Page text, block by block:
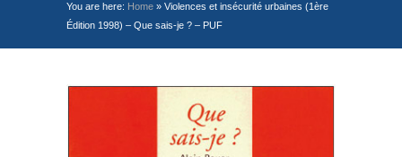
You are here: Home » Violences et insécurité urbaines (1ère
Édition 1998) – Que sais-je ? – PUF